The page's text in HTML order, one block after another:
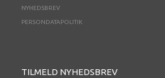
NYHEDSBREV
PERSONDATAPOLITIK
TILMELD NYHEDSBREV